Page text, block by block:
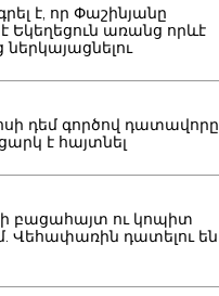
է, որ Փաշինյանը
Եկեղեցուն առանց որևէ
դեմ գործով դատավորը
է հայտնել
բացահայտ ու կոպիտ
Վեհափառին դատելու են